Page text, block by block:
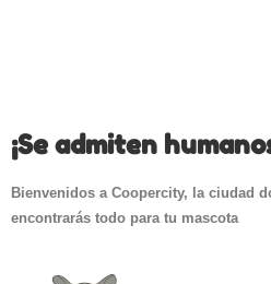
¡Se admiten
Bienvenidos a Coopercity, la ciudad
encontrarás todo para tu mascota